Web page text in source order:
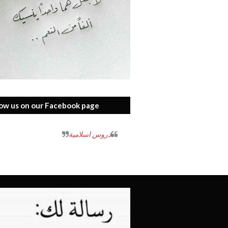
us on our Facebook page
‏دروس اسلامية‏